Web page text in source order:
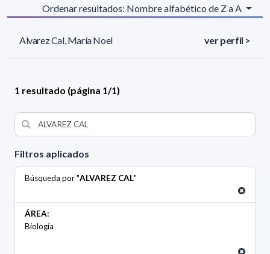
Filtros aplicados
Búsqueda por "ALVAREZ CAL"
ÁREA:
Biología
Ordenar resultados: Nombre alfabético de Z a A
Alvarez Cal, María Noel ver perfil >
1 resultado (página 1/1)